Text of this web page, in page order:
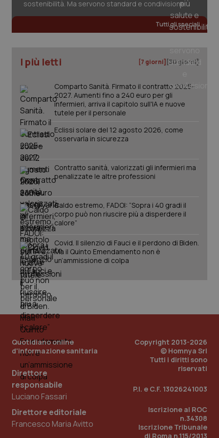
sostenibilità. Ma servono standard e condivisione
Tutti gli speciali
I più letti [7 giorni] [30 giorni]
Comparto Sanità. Firmato il contratto 2025-
2027. Aumenti fino a 240 euro per gli
infermieri, arriva il capitolo sull'IA e nuove
tutele per il personale
Eclissi solare del 12 agosto 2026, come
osservarla in sicurezza
Contratto sanità, valorizzati gli infermieri ma
penalizzate le altre professioni
Caldo estremo, FADOI: “Sopra i 40 gradi il
corpo può non riuscire più a disperdere il
calore”
Covid. Il silenzio di Fauci e il perdono di Biden.
Ma il Quinto Emendamento non è
un’ammissione di colpa
Quotidiano online
d'informazione sanitaria
Direttore
responsabile
Luciano Fassari
Direttore editoriale
Francesco Maria Avitto
Copyright 2013-2026
© Homnya Srl
Tutti i diritti sono
riservati
P.I. e C.F. 13026241003
Iscrizione al ROC
n.34308
Iscrizione Tribunale
di Roma n.115/2013
.hubspot.com
secondi
__cf_bm
Cloudflare Inc.
.hs-scripts.com
_tteus
__cf_bm
Cloudflare Inc.
29 minuti
ps_profile_variant www.quotidianosanitaclub.it 1 anno